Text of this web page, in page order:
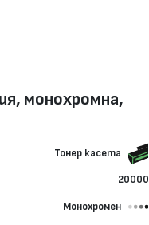
монохромна,
Тонер касета
20000
Монохромен